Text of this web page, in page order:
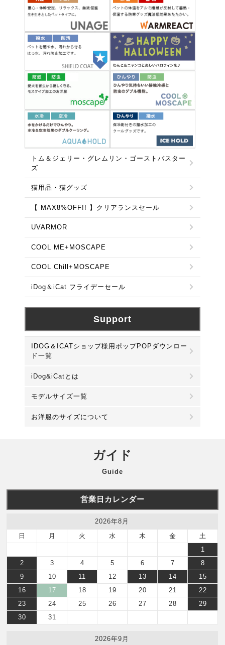
トム＆ジェリー・グレムリン・ゴーストバスター
ズ
猫用品・猫グッズ
【 MAX8%OFF!! 】クリアランスセール
UVARMOR
COOL ME+MOSCAPE
COOL Chill+MOSCAPE
iDog＆iCat フライデーセール
Support
IDOG＆ICATショップ様用ポップPOPダウンロー
ド一覧
iDog&iCatとは
モデルサイズ一覧
お洋服のサイズについて
ガイド
Guide
営業日カレンダー
2026年8月
日
月 火 水 木 金
土
1
2
3 4 5 6 7
8
9
10 11 12 13 14
15
16
17 18 19 20 21
22
23
24 25 26 27 28
29
30
31
2026年9月